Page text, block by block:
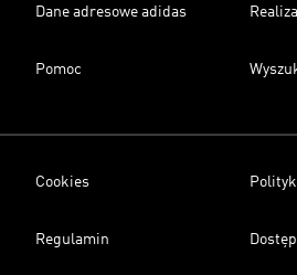
Dane adresowe adidas
Pomoc
Cookies
Regulamin